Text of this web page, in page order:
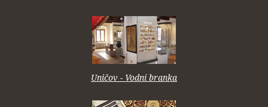
Uničov - Vodní branka